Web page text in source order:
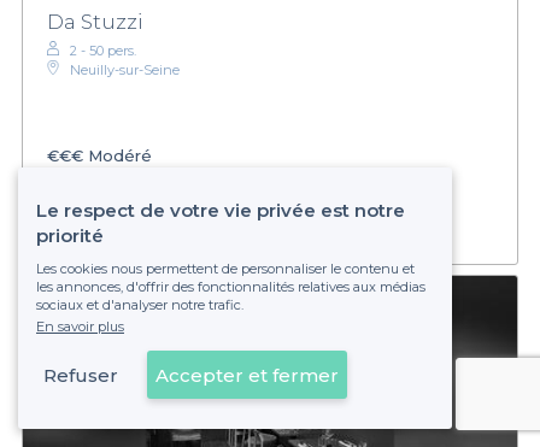
Da Stuzzi
2 - 50 pers.
Neuilly-sur-Seine
€€€ Modéré
Voir sur la carte
Le respect de votre vie privée est notre
priorité
Les cookies nous permettent de personnaliser le contenu et
les annonces, d'offrir des fonctionnalités relatives aux médias
sociaux et d'analyser notre trafic.
En savoir plus
Refuser Accepter et fermer